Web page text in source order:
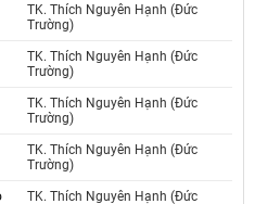
TK. Thích Nguyên Hạnh (Đức
Trường)
TK. Thích Nguyên Hạnh (Đức
Trường)
TK. Thích Nguyên Hạnh (Đức
Trường)
TK. Thích Nguyên Hạnh (Đức
Trường)
TK. Thích Nguyên Hạnh (Đức